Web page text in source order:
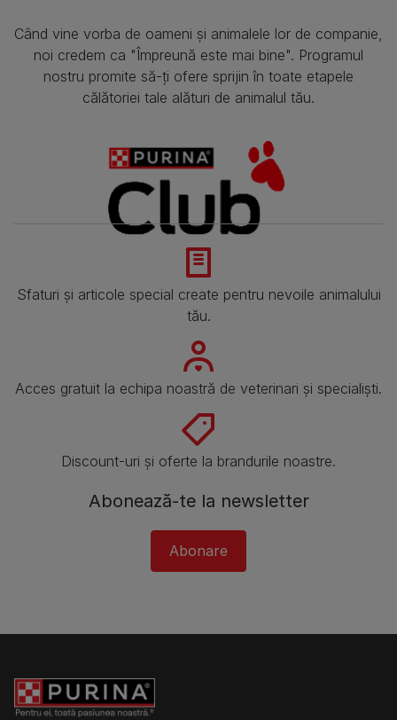
Când vine vorba de oameni și animalele lor de companie,
noi credem ca "Împreună este mai bine". Programul
nostru promite să-ți ofere sprijin în toate etapele
călătoriei tale alături de animalul tău.
Sfaturi și articole special create pentru nevoile animalului
tău.
Acces gratuit la echipa noastră de veterinari și specialiști.
Discount-uri și oferte la brandurile noastre.
Abonează-te la newsletter
Abonare